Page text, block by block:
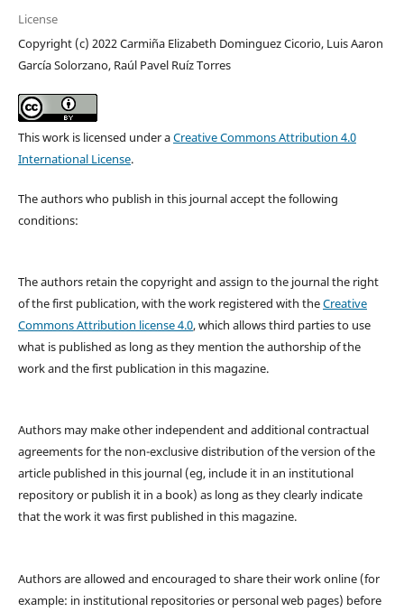
License
Copyright (c) 2022 Carmiña Elizabeth Dominguez Cicorio, Luis Aaron
García Solorzano, Raúl Pavel Ruíz Torres
This work is licensed under aCreative Commons Attribution 4.0
International License.
The authors who publish in this journal accept the following
conditions:
The authors retain the copyright and assign to the journal the right
of the first publication, with the work registered with theCreative
Commons Attribution license 4.0, which allows third parties to use
what is published as long as they mention the authorship of the
work and the first publication in this magazine.
Authors may make other independent and additional contractual
agreements for the non-exclusive distribution of the version of the
article published in this journal (eg, include it in an institutional
repository or publish it in a book) as long as they clearly indicate
that the work it was first published in this magazine.
Authors are allowed and encouraged to share their work online (for
example: in institutional repositories or personal web pages) before